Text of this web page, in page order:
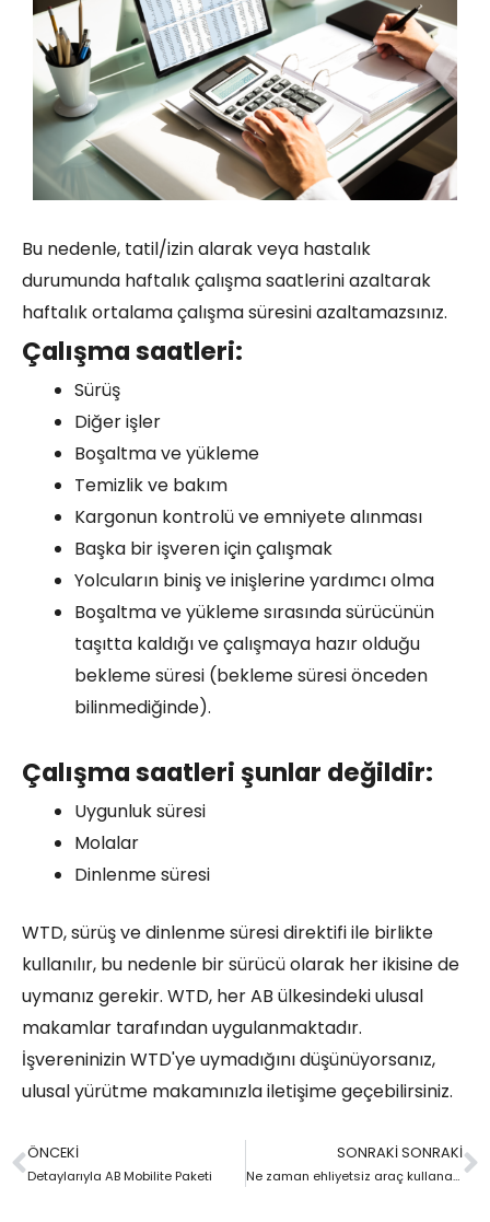
Bu nedenle, tatil/izin alarak veya hastalık
durumunda haftalık çalışma saatlerini azaltarak
haftalık ortalama çalışma süresini azaltamazsınız.
Çalışma saatleri:
Sürüş
Diğer işler
Boşaltma ve yükleme
Temizlik ve bakım
Kargonun kontrolü ve emniyete alınması
Başka bir işveren için çalışmak
Yolcuların biniş ve inişlerine yardımcı olma
Boşaltma ve yükleme sırasında sürücünün
taşıtta kaldığı ve çalışmaya hazır olduğu
bekleme süresi (bekleme süresi önceden
bilinmediğinde).
Çalışma saatleri şunlar değildir:
Uygunluk süresi
Molalar
Dinlenme süresi
WTD, sürüş ve dinlenme süresi direktifi ile birlikte
kullanılır, bu nedenle bir sürücü olarak her ikisine de
uymanız gerekir. WTD, her AB ülkesindeki ulusal
makamlar tarafından uygulanmaktadır.
İşvereninizin WTD'ye uymadığını düşünüyorsanız,
ulusal yürütme makamınızla iletişime geçebilirsiniz.
Önceki
ÖNCEKI
Detaylarıyla AB Mobilite Paketi
SONRAKI SONRAKI
Ne zaman ehliyetsiz araç kullanabilirsiniz?